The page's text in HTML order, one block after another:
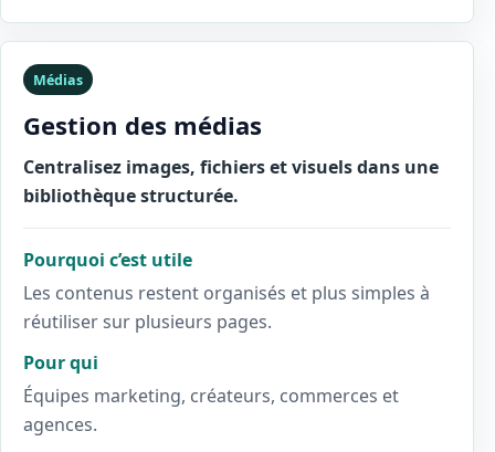
Médias
Gestion des médias
Centralisez images, fichiers et visuels dans une
bibliothèque structurée.
Pourquoi c’est utile
Les contenus restent organisés et plus simples à
réutiliser sur plusieurs pages.
Pour qui
Équipes marketing, créateurs, commerces et
agences.